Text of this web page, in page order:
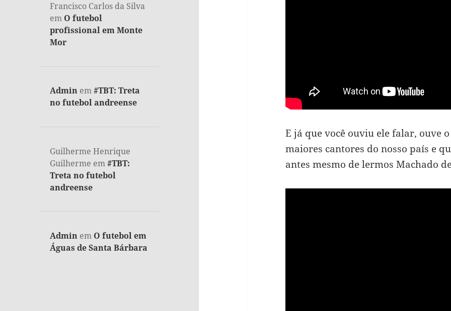
Francisco Carlos da Silva
em O futebol
profissional em Monte
Mor
Admin em#TBT: Treta
no futebol andreense
Guilherme Henrique
Guilherme em#TBT:
Treta no futebol
andreense
Admin em O futebol em
Águas de Santa Bárbara
E já que você ouviu ele falar, ouve
maiores cantores do nosso país e
antes mesmo de lermos Machado